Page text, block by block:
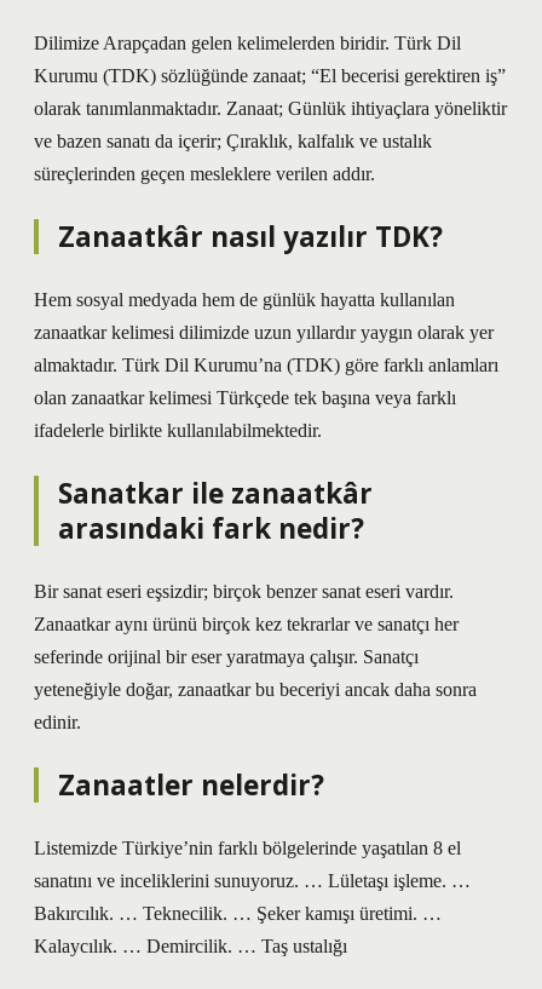
Dilimize Arapçadan gelen kelimelerden biridir. Türk Dil
Kurumu (TDK) sözlüğünde zanaat; “El becerisi gerektiren iş”
olarak tanımlanmaktadır. Zanaat; Günlük ihtiyaçlara yöneliktir
ve bazen sanatı da içerir; Çıraklık, kalfalık ve ustalık
süreçlerinden geçen mesleklere verilen addır.
Zanaatkâr nasıl yazılır TDK?
Hem sosyal medyada hem de günlük hayatta kullanılan
zanaatkar kelimesi dilimizde uzun yıllardır yaygın olarak yer
almaktadır. Türk Dil Kurumu’na (TDK) göre farklı anlamları
olan zanaatkar kelimesi Türkçede tek başına veya farklı
ifadelerle birlikte kullanılabilmektedir.
Sanatkar ile zanaatkâr
arasındaki fark nedir?
Bir sanat eseri eşsizdir; birçok benzer sanat eseri vardır.
Zanaatkar aynı ürünü birçok kez tekrarlar ve sanatçı her
seferinde orijinal bir eser yaratmaya çalışır. Sanatçı
yeteneğiyle doğar, zanaatkar bu beceriyi ancak daha sonra
edinir.
Zanaatler nelerdir?
Listemizde Türkiye’nin farklı bölgelerinde yaşatılan 8 el
sanatını ve inceliklerini sunuyoruz. … Lületaşı işleme. …
Bakırcılık. … Teknecilik. … Şeker kamışı üretimi. …
Kalaycılık. … Demircilik. … Taş ustalığı